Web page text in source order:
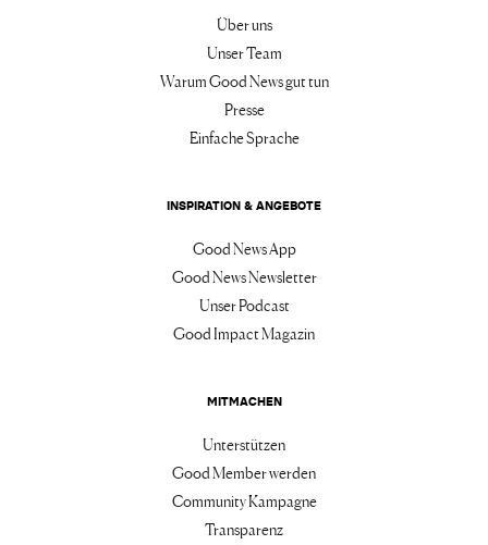
Über uns
Unser Team
Warum Good News gut tun
Presse
Einfache Sprache
INSPIRATION & ANGEBOTE
Good News App
Good News Newsletter
Unser Podcast
Good Impact Magazin
MITMACHEN
Unterstützen
Good Member werden
Community Kampagne
Transparenz